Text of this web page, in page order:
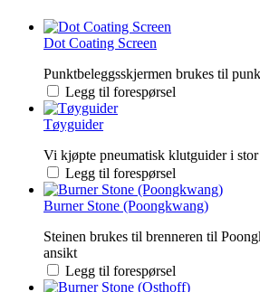
Dot Coating Screen
Punktbeleggsskjermen brukes til
Legg til forespørsel
Tøyguider
Vi kjøpte pneumatisk klutguider i
Legg til forespørsel
Burner Stone (Poongkwang)
Steinen brukes til brenneren til
ansikt
Legg til forespørsel